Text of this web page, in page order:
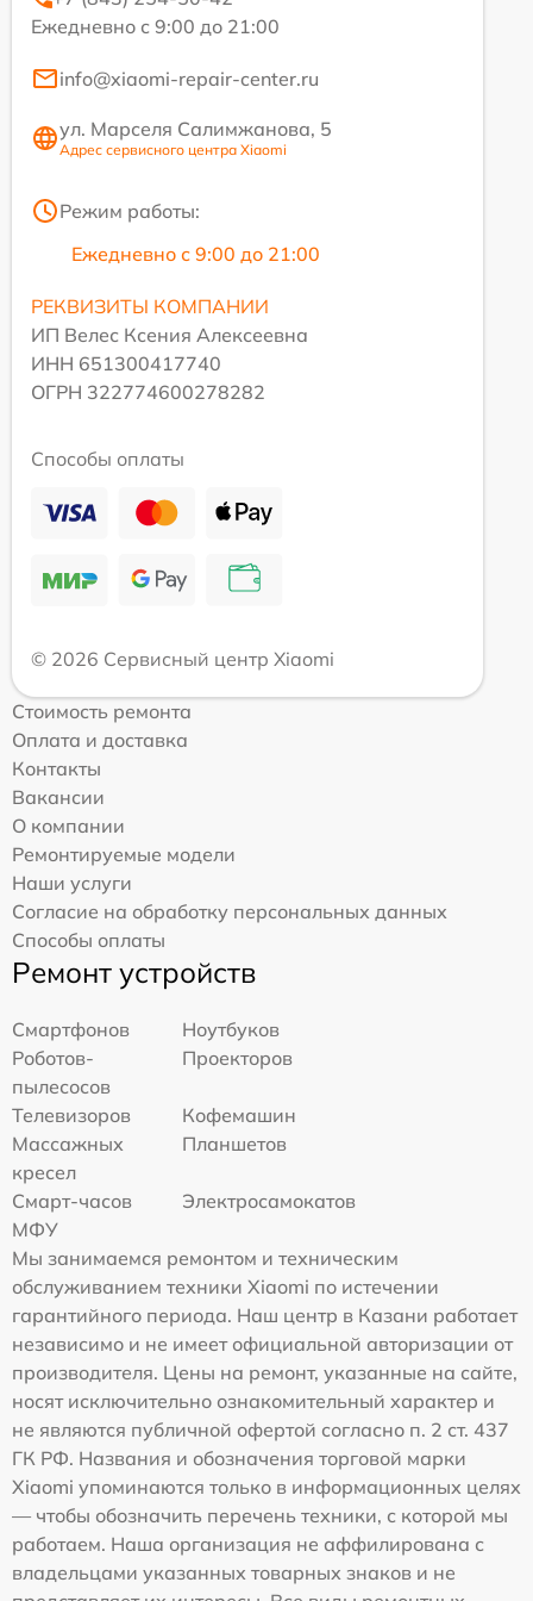
Ежедневно с 9:00 до 21:00
info@xiaomi-repair-center.ru
ул. Марселя Салимжанова, 5
Адрес сервисного центра Xiaomi
Режим работы:
Ежедневно с 9:00 до 21:00
РЕКВИЗИТЫ КОМПАНИИ
ИП Велес Ксения Алексеевна
ИНН 651300417740
ОГРН 322774600278282
Способы оплаты
© 2026 Сервисный центр Xiaomi
Стоимость ремонта
Оплата и доставка
Контакты
Вакансии
О компании
Ремонтируемые модели
Наши услуги
Согласие на обработку персональных данных
Способы оплаты
Ремонт устройств
Смартфонов
Ноутбуков
Роботов-
пылесосов
Проекторов
Телевизоров
Кофемашин
Массажных
кресел
Планшетов
Смарт-часов
Электросамокатов
МФУ
Мы занимаемся ремонтом и техническим
обслуживанием техники Xiaomi по истечении
гарантийного периода. Наш центр в Казани работает
независимо и не имеет официальной авторизации от
производителя. Цены на ремонт, указанные на сайте,
носят исключительно ознакомительный характер и
не являются публичной офертой согласно п. 2 ст. 437
ГК РФ. Названия и обозначения торговой марки
Xiaomi упоминаются только в информационных целях
— чтобы обозначить перечень техники, с которой мы
работаем. Наша организация не аффилирована с
владельцами указанных товарных знаков и не